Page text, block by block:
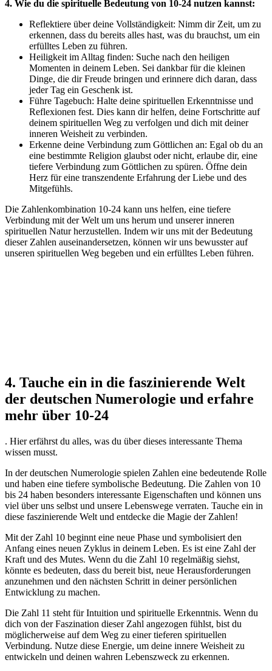
4. Wie du die spirituelle Bedeutung von 10-24 nutzen kannst:
Reflektiere über deine Vollständigkeit: Nimm dir Zeit, um zu
erkennen, dass du bereits alles hast, was du brauchst, um ein
erfülltes Leben zu führen.
Heiligkeit im Alltag finden: Suche nach den heiligen
Momenten in deinem Leben. Sei dankbar für die kleinen
Dinge, die dir Freude bringen und erinnere dich daran, dass
jeder Tag ein Geschenk ist.
Führe Tagebuch: Halte deine spirituellen Erkenntnisse und
Reflexionen fest. Dies kann dir helfen, deine Fortschritte auf
deinem spirituellen Weg zu verfolgen und dich mit deiner
inneren Weisheit zu verbinden.
Erkenne deine Verbindung zum Göttlichen an: Egal ob du an
eine bestimmte Religion glaubst oder nicht, erlaube dir, eine
tiefere Verbindung zum Göttlichen zu spüren. Öffne dein
Herz für eine transzendente Erfahrung der Liebe und des
Mitgefühls.
Die Zahlenkombination 10-24 kann uns helfen, eine tiefere
Verbindung mit der Welt um uns herum und unserer inneren
spirituellen Natur herzustellen. Indem wir uns mit der Bedeutung
dieser Zahlen auseinandersetzen, können wir uns bewusster auf
unseren spirituellen Weg begeben und ein erfülltes Leben führen.
4. Tauche ein in die faszinierende Welt
der deutschen Numerologie und erfahre
mehr über 10-24
. Hier erfährst du alles, was du über dieses interessante Thema
wissen musst.
In der deutschen Numerologie spielen Zahlen eine bedeutende Rolle
und haben eine tiefere symbolische Bedeutung. Die Zahlen von 10
bis 24 haben besonders interessante Eigenschaften und können uns
viel über uns selbst und unsere Lebenswege verraten. Tauche ein in
diese faszinierende Welt und entdecke die Magie der Zahlen!
Mit der Zahl 10 beginnt eine neue Phase und symbolisiert den
Anfang eines neuen Zyklus in deinem Leben. Es ist eine Zahl der
Kraft und des Mutes. Wenn du die Zahl 10 regelmäßig siehst,
könnte es bedeuten, dass du bereit bist, neue Herausforderungen
anzunehmen und den nächsten Schritt in deiner persönlichen
Entwicklung zu machen.
Die Zahl 11 steht für Intuition und spirituelle Erkenntnis. Wenn du
dich von der Faszination dieser Zahl angezogen fühlst, bist du
möglicherweise auf dem Weg zu einer tieferen spirituellen
Verbindung. Nutze diese Energie, um deine innere Weisheit zu
entwickeln und deinen wahren Lebenszweck zu erkennen.